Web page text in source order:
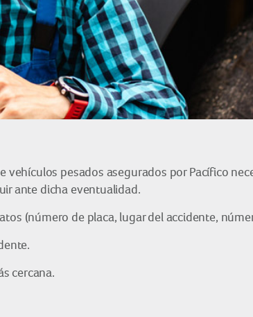
vehículos pesados asegurados por Pacífico
ante dicha eventualidad.
(número de placa, lugar del accidente,
cercana.